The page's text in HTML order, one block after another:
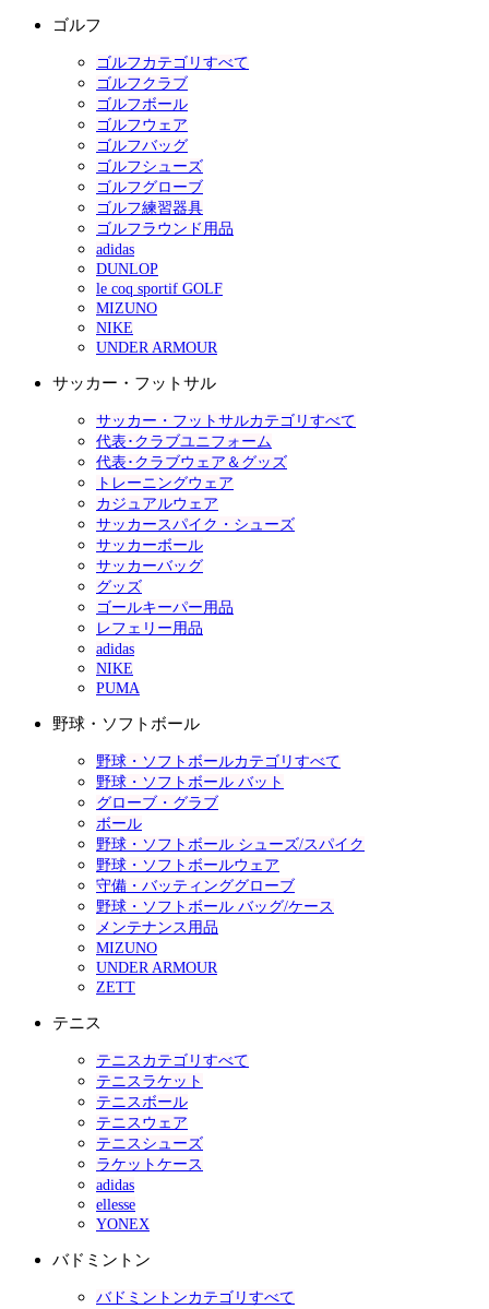
ゴルフ
ゴルフカテゴリすべて
ゴルフクラブ
ゴルフボール
ゴルフウェア
ゴルフバッグ
ゴルフシューズ
ゴルフグローブ
ゴルフ練習器具
ゴルフラウンド用品
adidas
DUNLOP
le coq sportif GOLF
MIZUNO
NIKE
UNDER ARMOUR
サッカー・フットサル
サッカー・フットサルカテゴリすべて
代表･クラブユニフォーム
代表･クラブウェア＆グッズ
トレーニングウェア
カジュアルウェア
サッカースパイク・シューズ
サッカーボール
サッカーバッグ
グッズ
ゴールキーパー用品
レフェリー用品
adidas
NIKE
PUMA
野球・ソフトボール
野球・ソフトボールカテゴリすべて
野球・ソフトボール バット
グローブ・グラブ
ボール
野球・ソフトボール シューズ/スパイク
野球・ソフトボールウェア
守備・バッティンググローブ
野球・ソフトボール バッグ/ケース
メンテナンス用品
MIZUNO
UNDER ARMOUR
ZETT
テニス
テニスカテゴリすべて
テニスラケット
テニスボール
テニスウェア
テニスシューズ
ラケットケース
adidas
ellesse
YONEX
バドミントン
バドミントンカテゴリすべて